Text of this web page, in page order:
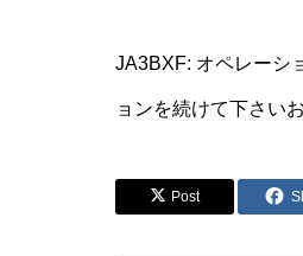
JA3BXF: オペレーシ
ョンを続けて下さい
Post